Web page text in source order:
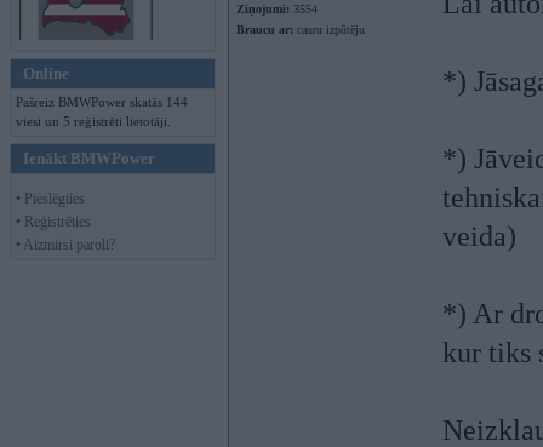
Online
Pašreiz BMWPower skatās 144
viesi un 5 reģistrēti lietotāji.
Ienākt BMWPower
• Pieslēgties
• Reģistrēties
• Aizmirsi paroli?
Ziņojumi: 3554
Braucu ar: cauru izpūtēju
*)
*)
veida)
*) Ar
kur tiks